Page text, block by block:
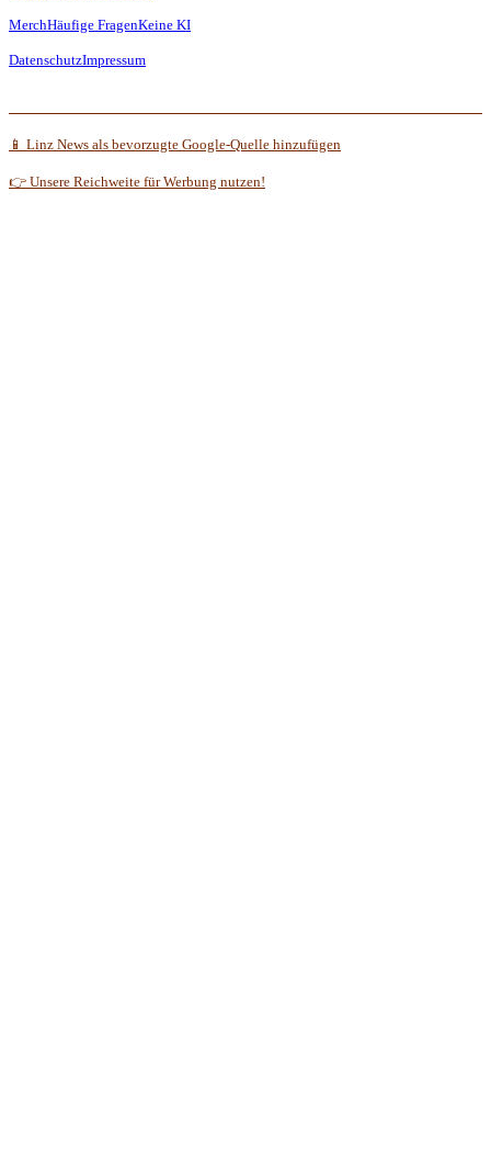
MerchHäufige FragenKeine KI
DatenschutzImpressum
📱 Linz News als bevorzugte Google-Quelle hinzufügen
👉 Unsere Reichweite für Werbung nutzen!